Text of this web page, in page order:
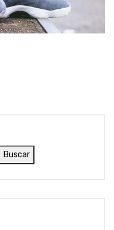
Buscar